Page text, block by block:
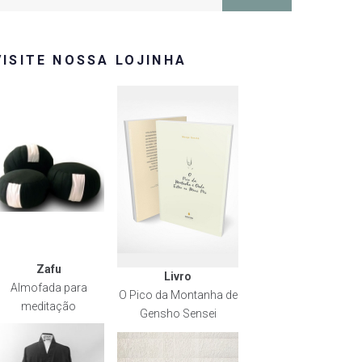
NOSSA LOJINHA
Zafu
Almofada para
meditação
Livro
O Pico da Montanha de
Gensho Sensei